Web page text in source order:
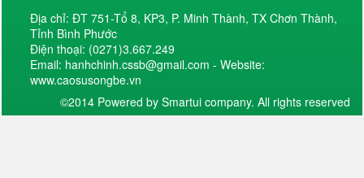
Địa chỉ: ĐT 751-Tổ 8, KP3, P. Minh Thành, TX Chơn Thành,
Tỉnh Bình Phước
Điện thoại: (0271)3.667.249
Email: hanhchinh.cssb@gmail.com - Website:
www.caosusongbe.vn
©2014 Powered by Smartui company. All rights reserved